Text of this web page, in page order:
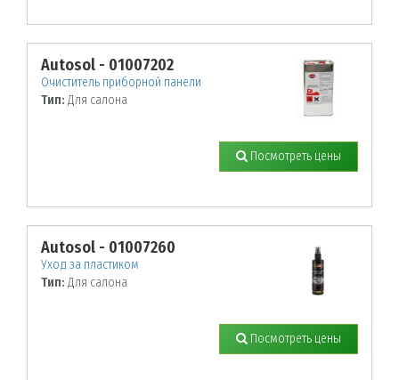
Autosol - 01007202
Очиститель приборной панели
Тип: Для салона
Посмотреть цены
Autosol - 01007260
Уход за пластиком
Тип: Для салона
Посмотреть цены